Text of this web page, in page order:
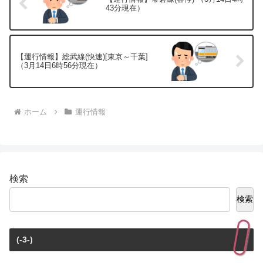
43分現在）
【運行情報】総武線(快速)[東京～千葉]
（3月14日6時56分現在）
ホーム 運行情報
検索
検索
(-3-)